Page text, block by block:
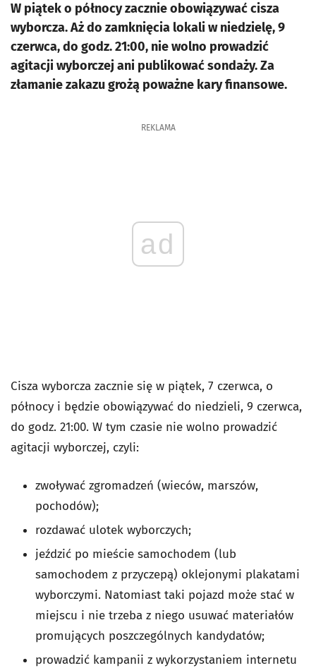
W piątek o północy zacznie obowiązywać cisza
wyborcza. Aż do zamknięcia lokali w niedzielę, 9
czerwca, do godz. 21:00, nie wolno prowadzić
agitacji wyborczej ani publikować sondaży. Za
złamanie zakazu grożą poważne kary finansowe.
REKLAMA
ad
Cisza wyborcza zacznie się w piątek, 7 czerwca, o
północy i będzie obowiązywać do niedzieli, 9 czerwca,
do godz. 21:00. W tym czasie nie wolno prowadzić
agitacji wyborczej, czyli:
zwoływać zgromadzeń (wieców, marszów,
pochodów);
rozdawać ulotek wyborczych;
jeździć po mieście samochodem (lub
samochodem z przyczepą) oklejonymi plakatami
wyborczymi. Natomiast taki pojazd może stać w
miejscu i nie trzeba z niego usuwać materiałów
promujących poszczególnych kandydatów;
prowadzić kampanii z wykorzystaniem internetu